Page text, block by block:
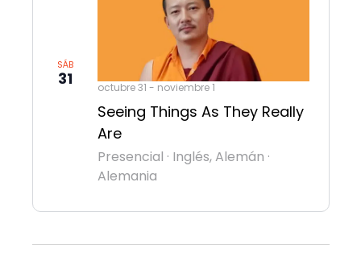
SÁB
31
Seeing Things As They Really
Are
Presencial · Inglés, Alemán ·
Alemania
octubre 31 - noviembre 1